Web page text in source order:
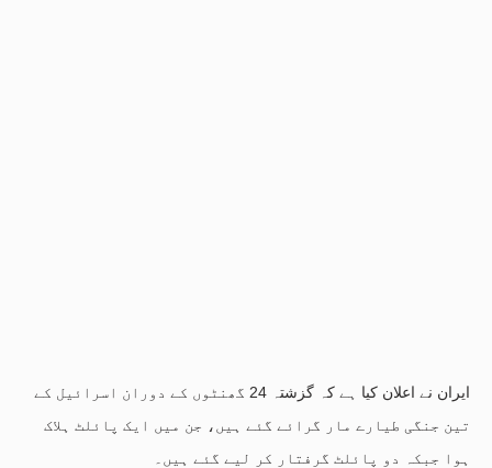
ایران نے اعلان کیا ہے کہ گزشتہ 24 گھنٹوں کے دوران اسرائیل کے
تین جنگی طیارے مار گرائے گئے ہیں، جن میں ایک پائلٹ ہلاک
ہوا جبکہ دو پائلٹ گرفتار کر لیے گئے ہیں۔